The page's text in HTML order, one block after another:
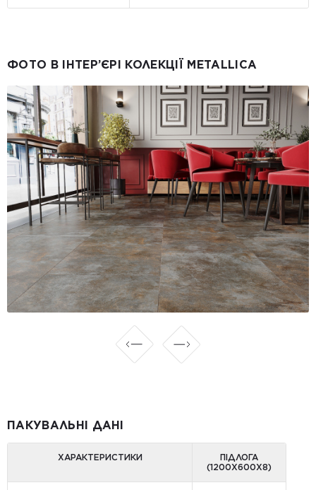
ФОТО В ІНТЕР’ЄРІ КОЛЕКЦІЇ METALLICA
ПАКУВАЛЬНІ ДАНІ
ХАРАКТЕРИСТИКИ
ПІДЛОГА
(1200Х600Х8)